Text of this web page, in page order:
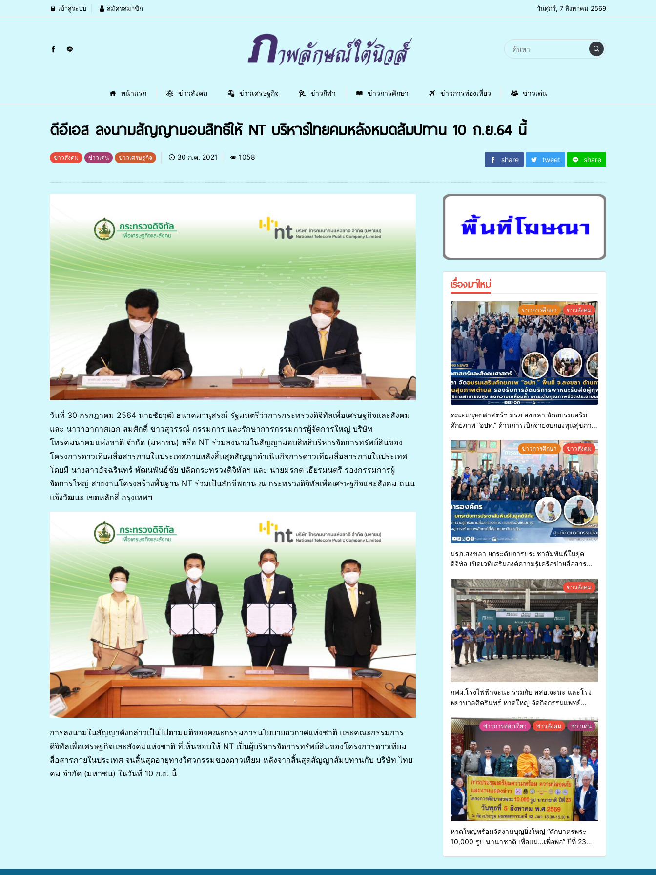
เข้าสู่ระบบ สมัครสมาชิก วันศุกร์, 7 สิงหาคม 2569
หน้าแรก ข่าวสังคม ข่าวเศรษฐกิจ ข่าวกีฬา ข่าวการศึกษา ข่าวการท่องเที่ยว ข่าวเด่น
ดีอีเอส ลงนามสัญญามอบสิทธิให้ NT บริหารไทยคมหลังหมดสัมปทาน 10 ก.ย.64 นี้
ข่าวสังคม ข่าวเด่น ข่าวเศรษฐกิจ 30 ก.ค. 2021 1058 share tweet share
วันที่ 30 กรกฎาคม 2564 นายชัยวุฒิ ธนาคมานุสรณ์ รัฐมนตรีว่าการกระทรวงดิจิทัลเพื่อเศรษฐกิจและสังคม
และ นาวาอากาศเอก สมศักดิ์ ขาวสุวรรณ์ กรรมการ และรักษาการกรรมการผู้จัดการใหญ่ บริษัท
โทรคมนาคมแห่งชาติ จำกัด (มหาชน) หรือ NT ร่วมลงนามในสัญญามอบสิทธิบริหารจัดการทรัพย์สินของ
โครงการดาวเทียมสื่อสารภายในประเทศภายหลังสิ้นสุดสัญญาดำเนินกิจการดาวเทียมสื่อสารภายในประเทศ
โดยมี นางสาวอัจฉรินทร์ พัฒนพันธ์ชัย ปลัดกระทรวงดิจิทัลฯ และ นายมรกต เธียรมนตรี รองกรรมการผู้
จัดการใหญ่ สายงานโครงสร้างพื้นฐาน NT ร่วมเป็นสักขีพยาน ณ กระทรวงดิจิทัลเพื่อเศรษฐกิจและสังคม ถนน
แจ้งวัฒนะ เขตหลักสี่ กรุงเทพฯ
การลงนามในสัญญาดังกล่าวเป็นไปตามมติของคณะกรรมการนโยบายอวกาศแห่งชาติ และคณะกรรมการ
ดิจิทัลเพื่อเศรษฐกิจและสังคมแห่งชาติ ที่เห็นชอบให้ NT เป็นผู้บริหารจัดการทรัพย์สินของโครงการดาวเทียม
สื่อสารภายในประเทศ จนสิ้นสุดอายุทางวิศวกรรมของดาวเทียม หลังจากสิ้นสุดสัญญาสัมปทานกับ บริษัท ไทย
คม จำกัด (มหาชน) ในวันที่ 10 ก.ย. นี้
เรื่องมาใหม่
ข่าวการศึกษา ข่าวสังคม
คณะมนุษยศาสตร์ฯ มรภ.สงขลา จัดอบรมเสริม
ศักยภาพ “อปท.” ด้านการเบิกจ่ายงบกองทุนสุขภาพ
ทุพพลภาพเพื่อเข้ารับบริการสาธารณสุข ลดความ
เหลื่อมล้ำ ยกระดับคุณภาพชีวิตประชาชนอย่าง
ยั่งยืน
ข่าวการศึกษา ข่าวสังคม
มรภ.สงขลา ยกระดับการประชาสัมพันธ์ในยุค
ดิจิทัล เปิดเวทีเสริมองค์ความรู้เครือข่ายสื่อสาร
การสร้างภาพลักษณ์ที่ดีของมหาวิทยาลัยข่าวสังคม
กฟผ.โรงไฟฟ้าจะนะ ร่วมกับ สสอ.จะนะ และโรง
พยาบาลศิครินทร์ หาดใหญ่ จัดกิจกรรมแพทย์
ข่าวการท่องเที่ยว ข่าวสังคม ข่าวเด่น
หาดใหญ่พร้อมจัดงานบุญยิ่งใหญ่ “ตักบาตรพระ
10,000 รูป นานาชาติ เพื่อแม่…เพื่อพ่อ” ปีที่ 23